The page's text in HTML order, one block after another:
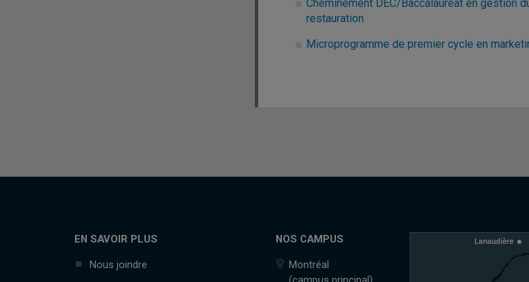
Cheminement DEC/Baccalauréat en gestion
restauration
Microprogramme de premier cycle en
EN SAVOIR PLUS
Nous joindre
NOS CAMPUS
Montréal